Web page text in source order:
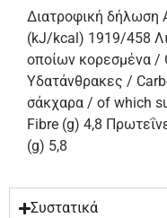
Διατροφική δήλωση
(kJ/kcal) 1919/458
οποίων κορεσμένα /
Υδατάνθρακες /
σάκχαρα / of which
Fibre (g) 4,8
(g) 5,8
Συστατικά